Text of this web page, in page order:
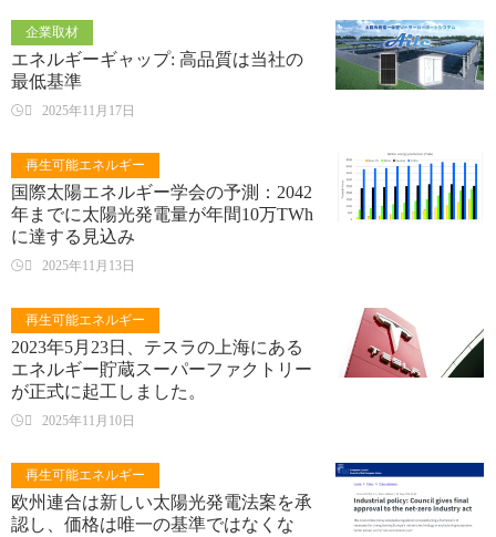
企業取材
エネルギーギャップ: 高品質は当社の
最低基準
 2025年11月17日
再生可能エネルギー
国際太陽エネルギー学会の予測：2042
年までに太陽光発電量が年間10万TWh
に達する見込み
 2025年11月13日
再生可能エネルギー
2023年5月23日、テスラの上海にある
エネルギー貯蔵スーパーファクトリー
が正式に起工しました。
 2025年11月10日
再生可能エネルギー
欧州連合は新しい太陽光発電法案を承
認し、価格は唯一の基準ではなくな